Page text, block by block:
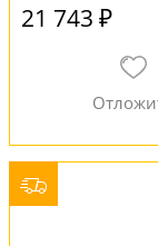
21 743 ₽